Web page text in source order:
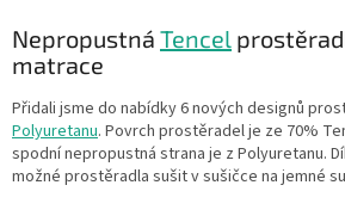
Nepropustná Tencel
matrace
Přidali jsme do nabídky 6 nových designů
Polyuretanu. Povrch prostěradel je ze 70%
spodní nepropustná strana je z Polyuretanu.
možné prostěradla sušit v sušičce na jemné